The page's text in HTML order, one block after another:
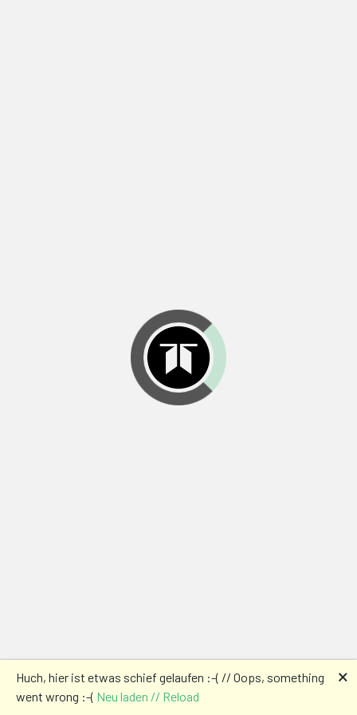
Huch, hier ist etwas schief gelaufen :-( // Oops, something
went wrong :-( Neu laden // Reload
🗙